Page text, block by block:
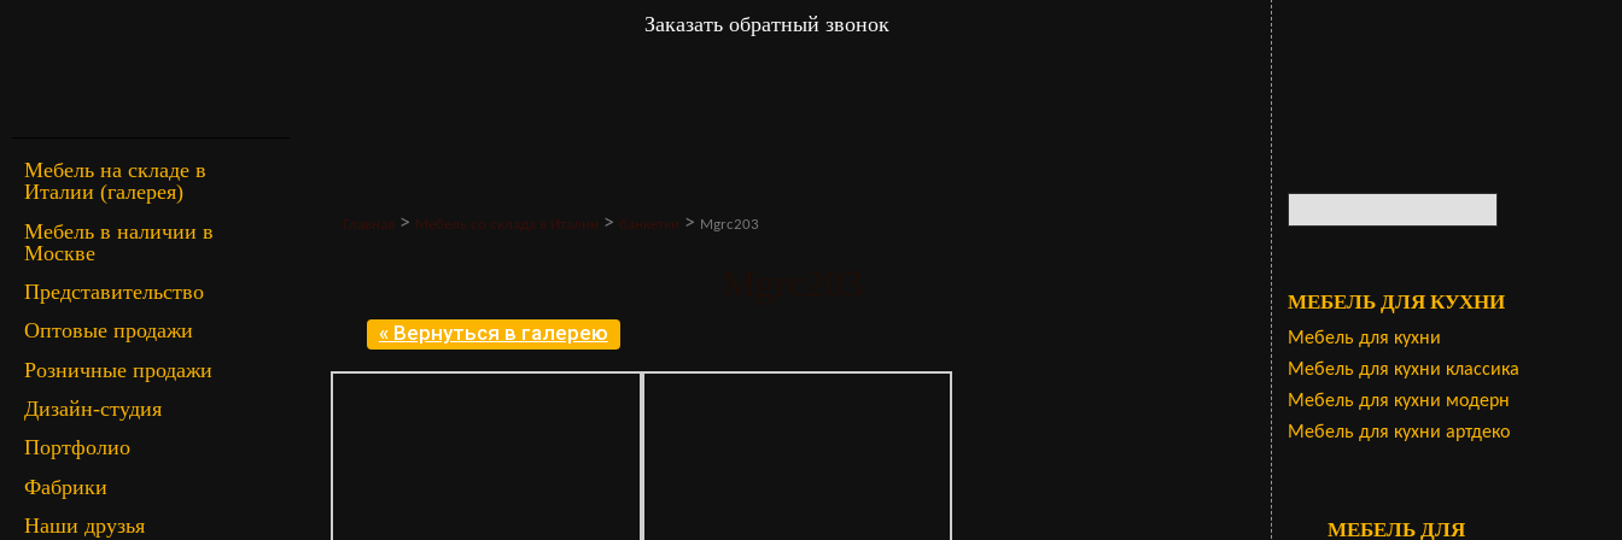
Заказать обратный звонок
Мебель на складе в
Италии (галерея)
Мебель в наличии в
Москве
Представительство
Оптовые продажи
Розничные продажи
Дизайн-студия
Портфолио
Фабрики
Наши друзья
Главная > Мебель со склада в Италии > банкетки > Mgrc203
« Вернуться в галерею
МЕБЕЛЬ ДЛЯ КУХНИ
Мебель для кухни
Мебель для кухни классика
Мебель для кухни модерн
Мебель для кухни артдеко
МЕБЕЛЬ ДЛЯ